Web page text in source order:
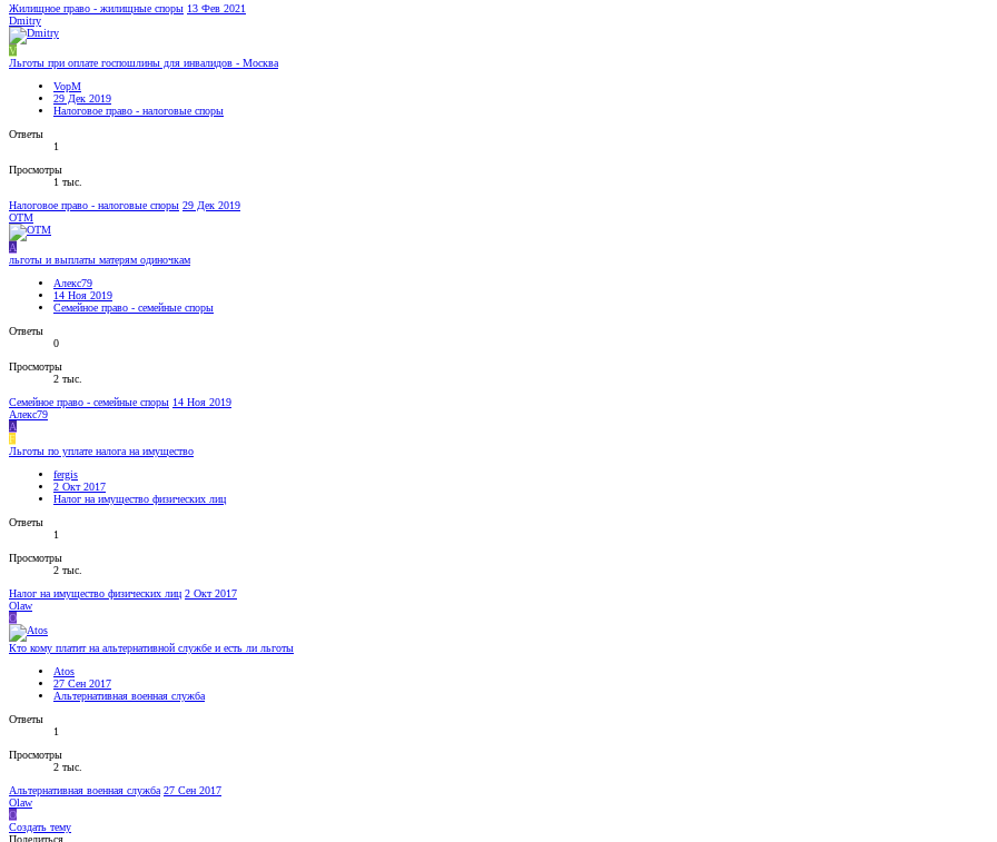
Жилищное право - жилищные споры 13 Фев 2021
Dmitry
V
Льготы при оплате госпошлины для инвалидов - Москва
VopM
29 Дек 2019
Налоговое право - налоговые споры
Ответы
1
Просмотры
1 тыс.
Налоговое право - налоговые споры 29 Дек 2019
OTM
А
льготы и выплаты матерям одиночкам
Алекс79
14 Ноя 2019
Семейное право - семейные споры
Ответы
0
Просмотры
2 тыс.
Семейное право - семейные споры 14 Ноя 2019
Алекс79
А
F
Льготы по уплате налога на имущество
fergis
2 Окт 2017
Налог на имущество физических лиц
Ответы
1
Просмотры
2 тыс.
Налог на имущество физических лиц 2 Окт 2017
Olaw
O
Кто кому платит на альтернативной службе и есть ли льготы
Atos
27 Сен 2017
Альтернативная военная служба
Ответы
1
Просмотры
2 тыс.
Альтернативная военная служба 27 Сен 2017
Olaw
O
Создать тему
Поделиться